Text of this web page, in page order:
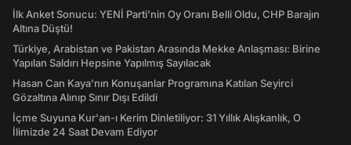
İlk Anket Sonucu: YENİ Parti'nin Oy Oranı Belli Oldu, CHP Barajın
Altına Düştü!
Türkiye, Arabistan ve Pakistan Arasında Mekke Anlaşması: Birine
Yapılan Saldırı Hepsine Yapılmış Sayılacak
Hasan Can Kaya’nın Konuşanlar Programına Katılan Seyirci
Gözaltına Alınıp Sınır Dışı Edildi
İçme Suyuna Kur'an-ı Kerim Dinletiliyor: 31 Yıllık Alışkanlık, O
İlimizde 24 Saat Devam Ediyor